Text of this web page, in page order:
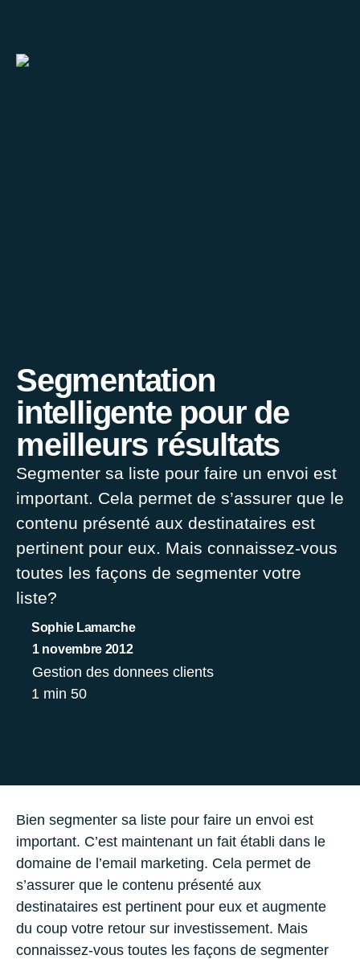
Segmentation
intelligente pour de
meilleurs résultats
Segmenter sa liste pour faire un envoi est
important. Cela permet de s’assurer que le
contenu présenté aux destinataires est
pertinent pour eux. Mais connaissez-vous
toutes les façons de segmenter votre
liste?
Sophie Lamarche
1 novembre 2012
Gestion des donnees clients
1 min 50
Bien segmenter sa liste pour faire un envoi est
important. C’est maintenant un fait établi dans le
domaine de l’email marketing. Cela permet de
s’assurer que le contenu présenté aux
destinataires est pertinent pour eux et augmente
du coup votre retour sur investissement. Mais
connaissez-vous toutes les façons de segmenter